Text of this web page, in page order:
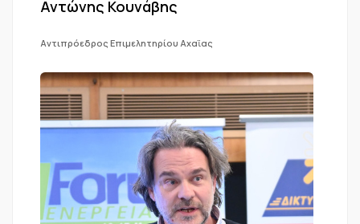
Αντώνης Κουνάβης
Αντιπρόεδρος Επιμελητηρίου Αχαϊας